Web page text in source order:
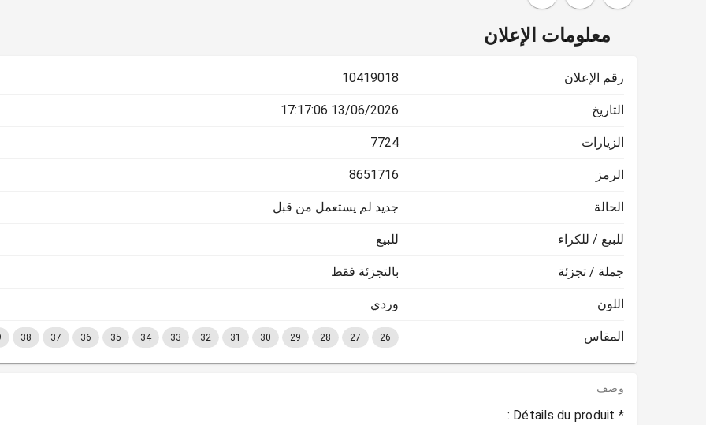
معلومات الإعلان
رقم الإعلان 10419018
التاريخ 13/06/2026 17:17:06
الزيارات 7724
الرمز 8651716
الحالة جديد لم يستعمل من قبل
للبيع / للكراء للبيع
جملة / تجزئة بالتجزئة فقط
اللون وردي
المقاس 26
27
28
29
30
31
32
33
34
35
36
37
38
وصف